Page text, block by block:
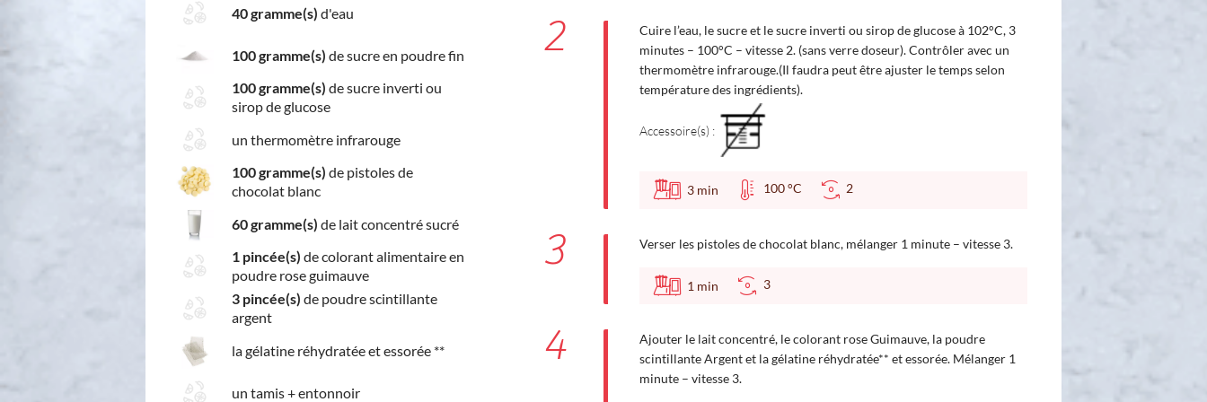
40 gramme(s) d'eau
100 gramme(s) de sucre en poudre fin
100 gramme(s) de sucre inverti ou
sirop de glucose
un thermomètre infrarouge
100 gramme(s) de pistoles de
chocolat blanc
60 gramme(s) de lait concentré sucré
1 pincée(s) de colorant alimentaire en
poudre rose guimauve
3 pincée(s) de poudre scintillante
argent
la gélatine réhydratée et essorée **
un tamis + entonnoir
2
Cuire l’eau, le sucre et le sucre inverti ou sirop de glucose à 102°C, 3
minutes – 100°C – vitesse 2. (sans verre doseur). Contrôler avec un
thermomètre infrarouge.(Il faudra peut être ajuster le temps selon
température des ingrédients).
Accessoire(s) :
3 min 100 °C 2
3 Verser les pistoles de chocolat blanc, mélanger 1 minute – vitesse 3.
1 min 3
4
Ajouter le lait concentré, le colorant rose Guimauve, la poudre
scintillante Argent et la gélatine réhydratée** et essorée. Mélanger 1
minute – vitesse 3.